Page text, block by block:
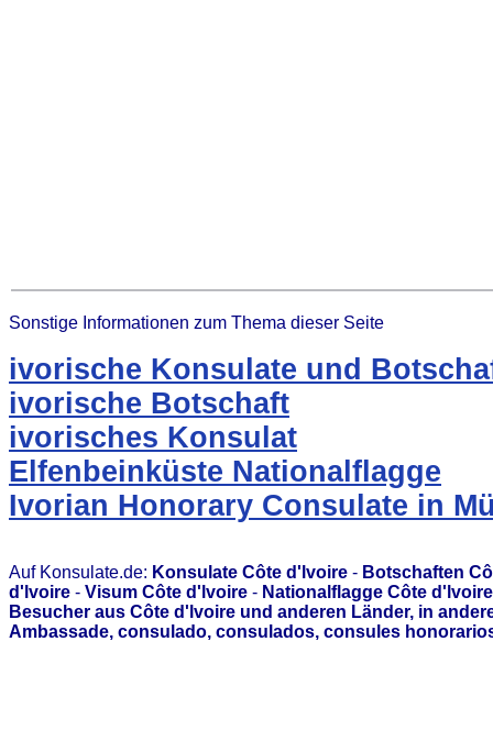
Sonstige Informationen zum Thema dieser Seite
ivorische Konsulate und
ivorische Botschaft
ivorisches Konsulat
Elfenbeinküste Nationalflagge
Ivorian Honorary Consulate in
Auf Konsulate.de: Konsulate Côte d'lvoire - Botschaften
d'lvoire - Visum Côte d'lvoire - Nationalflagge Côte d'lvoire
Besucher aus Côte d'lvoire und anderen Länder, in
Ambassade, consulado, consulados, consules